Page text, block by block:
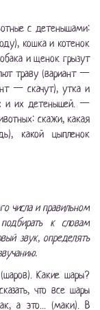
с детенышами:
кошка и котенок
и щенок грызут
траву (вариант —
— скачут), утка и
и их детенышей. —
скажи, какая
какой цыпленок
числа и правильном
к словам
звук, определять
Какие шары?
что все шары
а это... (маки). В